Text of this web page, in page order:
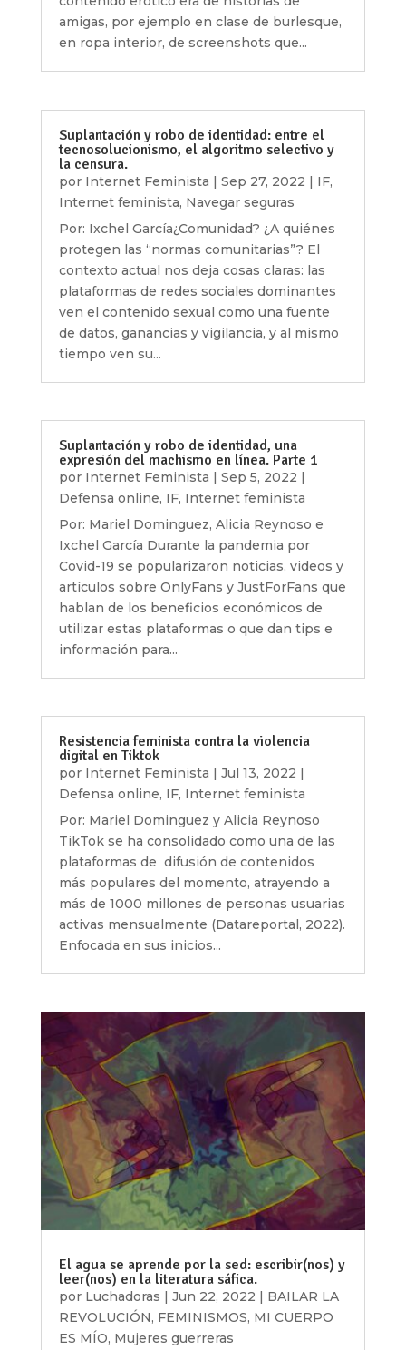
amigas, por ejemplo en clase de burlesque,
en ropa interior, de screenshots que...
Suplantación y robo de identidad: entre el
tecnosolucionismo, el algoritmo selectivo y
la censura.
por Internet Feminista | Sep 27, 2022 | IF,
Internet feminista, Navegar seguras
Por: Ixchel García¿Comunidad? ¿A quiénes
protegen las “normas comunitarias”? El
contexto actual nos deja cosas claras: las
plataformas de redes sociales dominantes
ven el contenido sexual como una fuente
de datos, ganancias y vigilancia, y al mismo
tiempo ven su...
Suplantación y robo de identidad, una
expresión del machismo en línea. Parte 1
por Internet Feminista | Sep 5, 2022 |
Defensa online, IF, Internet feminista
Por: Mariel Dominguez, Alicia Reynoso e
Ixchel García Durante la pandemia por
Covid-19 se popularizaron noticias, videos y
artículos sobre OnlyFans y JustForFans que
hablan de los beneficios económicos de
utilizar estas plataformas o que dan tips e
información para...
Resistencia feminista contra la violencia
digital en Tiktok
por Internet Feminista | Jul 13, 2022 |
Defensa online, IF, Internet feminista
Por: Mariel Dominguez y Alicia Reynoso
TikTok se ha consolidado como una de las
plataformas de difusión de contenidos
más populares del momento, atrayendo a
más de 1000 millones de personas usuarias
activas mensualmente (Datareportal, 2022).
Enfocada en sus inicios...
El agua se aprende por la sed: escribir(nos) y
leer(nos) en la literatura sáfica.
por Luchadoras | Jun 22, 2022 | BAILAR LA
REVOLUCIÓN, FEMINISMOS, MI CUERPO
ES MÍO, Mujeres guerreras